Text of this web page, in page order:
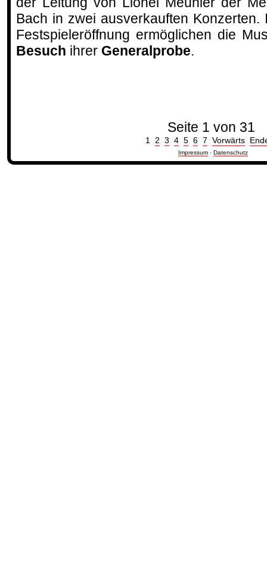
Bach in zwei ausverkauften
Festspieleröffnung ermöglichen die
Besuch ihrer Generalprobe.
Seite 1 von 31
1 2 3 4 5 6 7 Vorwärts
Impressum · Datenschutz